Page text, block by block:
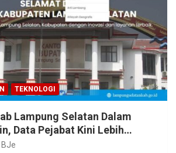
TEKNOLOGI
Lampung Selatan Dalam
Data Pejabat Kini Lebih
BJe